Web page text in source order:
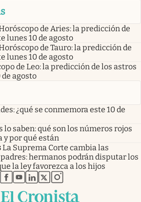
de Aries: la predicción de
lunes 10 de agosto
de Tauro: la predicción de
lunes 10 de agosto
de Leo: la predicción de los astros
agosto
¿qué se conmemora este 10 de
lo saben: qué son los números rojos
y por qué están
La Suprema Corte cambia las
hermanos podrán disputar los
la ley favorezca a los hijos
abre en nueva pestaña
abre en nueva pestaña
abre en nueva pestaña
abre en nueva pestaña
abre en nueva pestaña